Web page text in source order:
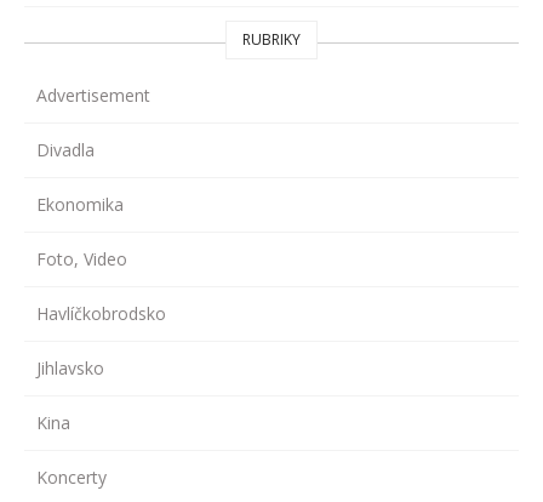
RUBRIKY
Advertisement
Divadla
Ekonomika
Foto, Video
Havlíčkobrodsko
Jihlavsko
Kina
Koncerty